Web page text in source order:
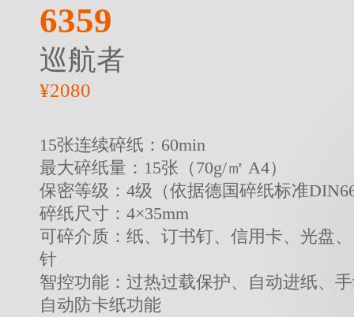
6359
巡航者
¥2080
15张连续碎纸：60min
最大碎纸量：15张（70g/㎡ A4）
保密等级：4级（依据德国碎纸标准
碎纸尺寸：4×35mm
可碎介质：纸、订书钉、信用卡、光盘
针
智控功能：过热过载保护、自动进纸、
自动防卡纸功能